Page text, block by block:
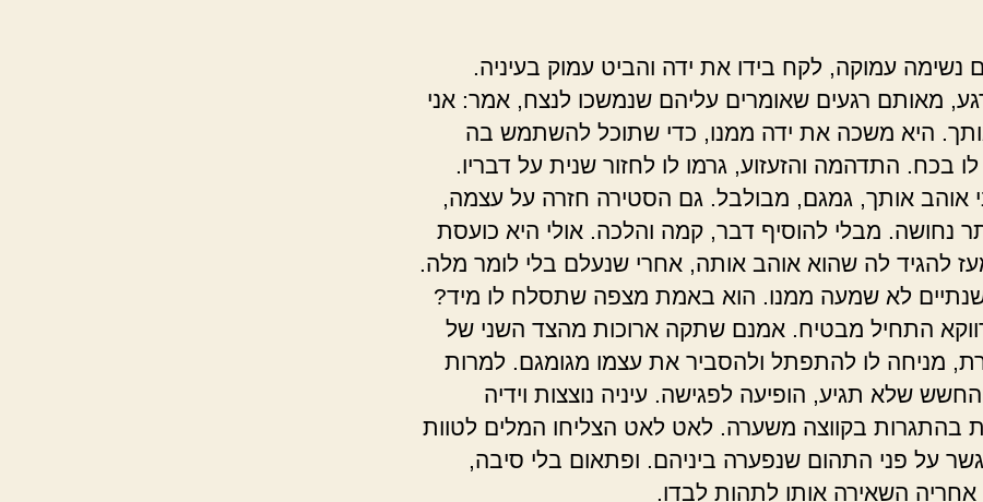
נשימה עמוקה, לקח בידו את ידה והביט עמוק בעיניה.
מאותם רגעים שאומרים עליהם שנמשכו לנצח, אמר: אני
היא משכה את ידה ממנו, כדי שתוכל להשתמש בה
לו בכח. התדהמה והזעזוע, גרמו לו לחזור שנית על דבריו.
אוהב אותך, גמגם, מבולבל. גם הסטירה חזרה על עצמה,
נחושה. מבלי להוסיף דבר, קמה והלכה. אולי היא כועסת
להגיד לה שהוא אוהב אותה, אחרי שנעלם בלי לומר מלה.
לא שמעה ממנו. הוא באמת מצפה שתסלח לו מיד?
התחיל מבטיח. אמנם שתקה ארוכות מהצד השני של
מניחה לו להתפתל ולהסביר את עצמו מגומגם. למרות
שלא תגיע, הופיעה לפגישה. עיניה נוצצות וידיה
בהתגרות בקווצה משערה. לאט לאט הצליחו המלים לטוות
על פני התהום שנפערה ביניהם. ופתאום בלי סיבה,
השאירה אותו לתהות לבדו.